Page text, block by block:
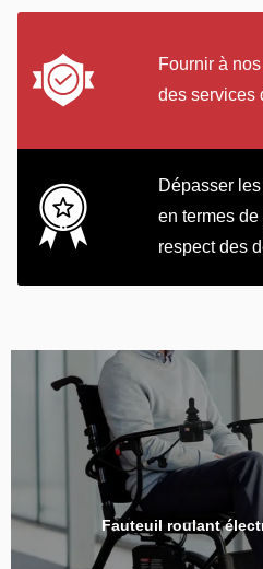
Fournir à
des services
Dépasser
en termes
respect des
Fauteuil roulant